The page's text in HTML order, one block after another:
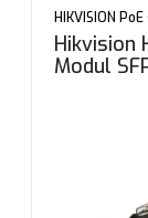
HIKVISION
Hikvision
Modul